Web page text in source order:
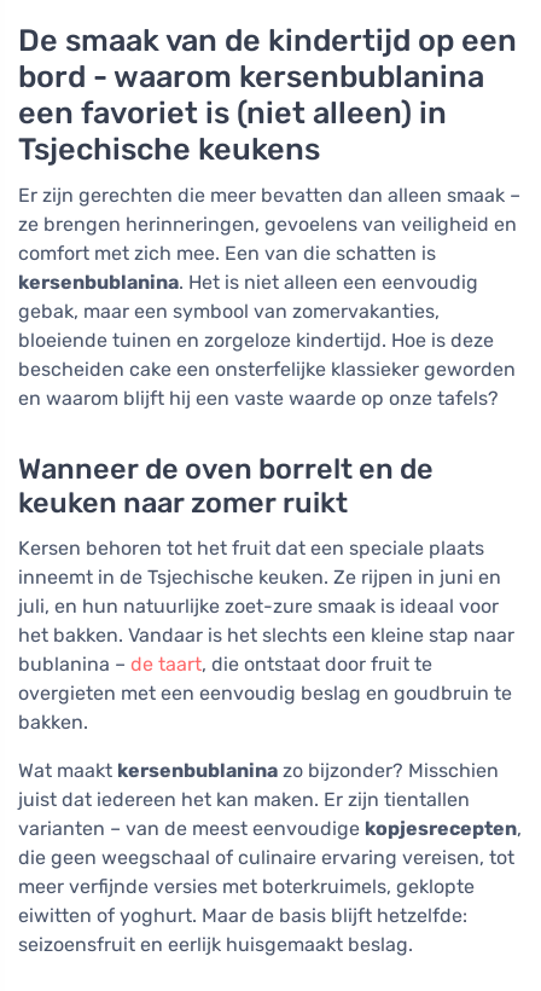
De smaak van de kindertijd op een
bord - waarom kersenbublanina
een favoriet is (niet alleen) in
Tsjechische keukens
Er zijn gerechten die meer bevatten dan alleen smaak –
ze brengen herinneringen, gevoelens van veiligheid en
comfort met zich mee. Een van die schatten is
kersenbublanina. Het is niet alleen een eenvoudig
gebak, maar een symbool van zomervakanties,
bloeiende tuinen en zorgeloze kindertijd. Hoe is deze
bescheiden cake een onsterfelijke klassieker geworden
en waarom blijft hij een vaste waarde op onze tafels?
Wanneer de oven borrelt en de
keuken naar zomer ruikt
Kersen behoren tot het fruit dat een speciale plaats
inneemt in de Tsjechische keuken. Ze rijpen in juni en
juli, en hun natuurlijke zoet-zure smaak is ideaal voor
het bakken. Vandaar is het slechts een kleine stap naar
bublanina – de taart, die ontstaat door fruit te
overgieten met een eenvoudig beslag en goudbruin te
bakken.
Wat maakt kersenbublanina zo bijzonder? Misschien
juist dat iedereen het kan maken. Er zijn tientallen
varianten – van de meest eenvoudige kopjesrecepten,
die geen weegschaal of culinaire ervaring vereisen, tot
meer verfijnde versies met boterkruimels, geklopte
eiwitten of yoghurt. Maar de basis blijft hetzelfde:
seizoensfruit en eerlijk huisgemaakt beslag.